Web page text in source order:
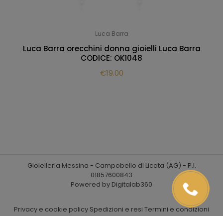
Luca Barra
Luca Barra orecchini donna gioielli Luca Barra
CODICE: OK1048
€19.00
Gioielleria Messina - Campobello di Licata (AG) - P.I.
01857600843
Powered by Digitalab360
Privacy e cookie policy Spedizioni e resi Termini e condizioni